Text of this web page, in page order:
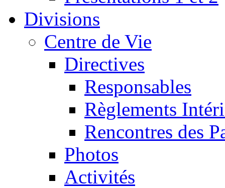
Divisions
Centre de Vie
Directives
Responsables
Règlements
Rencontres des
Photos
Activités